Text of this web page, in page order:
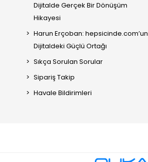
Dijitalde Gerçek Bir Dönüşüm
Hikayesi
Harun Erçoban: hepsicinde.com’un
Dijitaldeki Güçlü Ortağı
Sıkça Sorulan Sorular
Sipariş Takip
Havale Bildirimleri